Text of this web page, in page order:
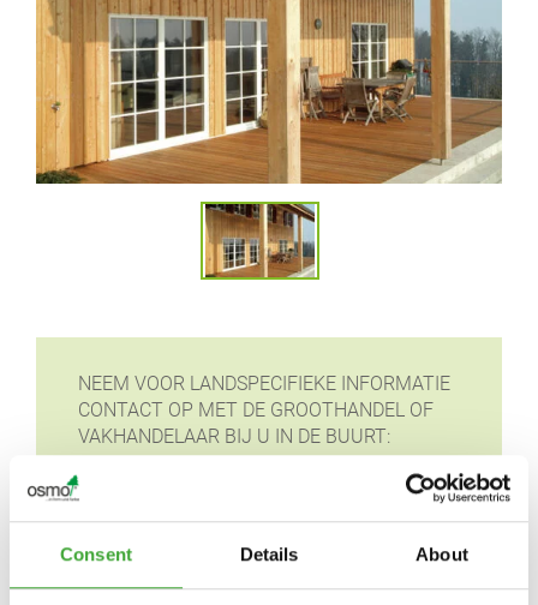
Consent Details About
NEEM VOOR LANDSPECIFIEKE INFORMATIE
CONTACT OP MET DE GROOTHANDEL OF
VAKHANDELAAR BIJ U IN DE BUURT: